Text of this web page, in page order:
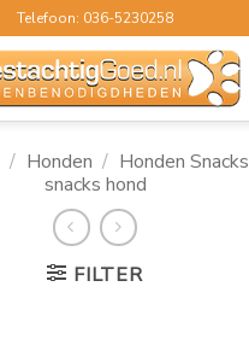
Telefoon: 036-5230258
/ Honden / Honden Snacks
snacks hond
FILTER